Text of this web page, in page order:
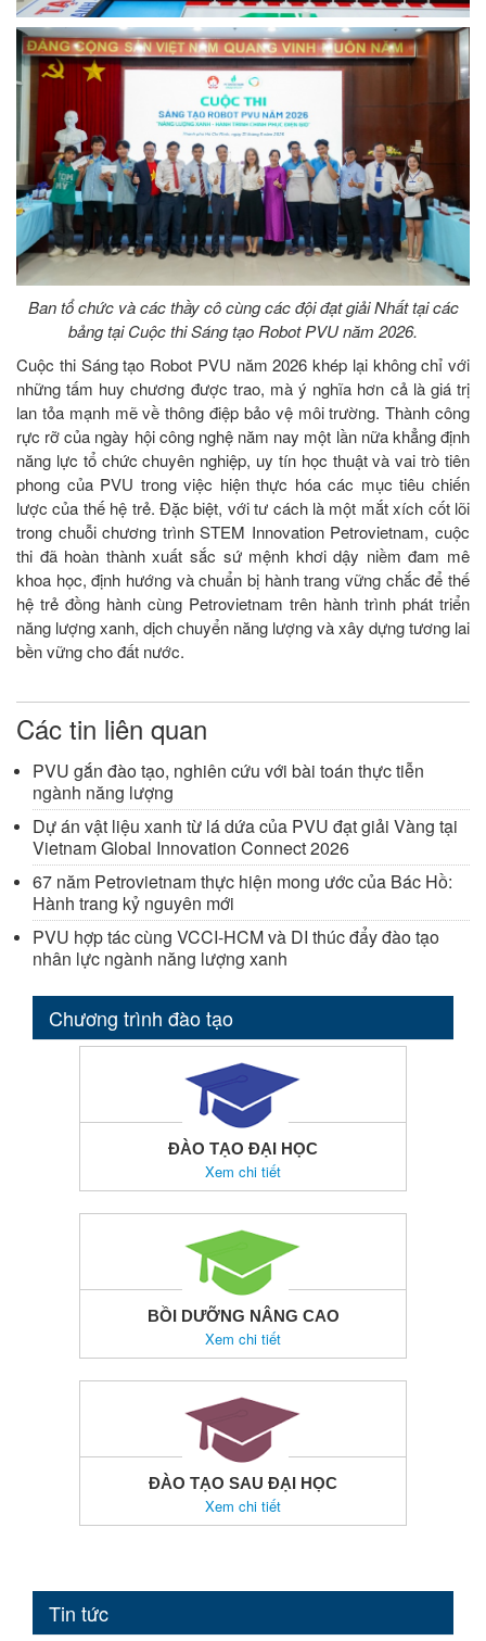
Ban tổ chức và các thầy cô cùng các đội đạt giải Nhất tại các
bảng tại Cuộc thi Sáng tạo Robot PVU năm 2026.
Cuộc thi Sáng tạo Robot PVU năm 2026 khép lại không chỉ với
những tấm huy chương được trao, mà ý nghĩa hơn cả là giá trị
lan tỏa mạnh mẽ về thông điệp bảo vệ môi trường. Thành công
rực rỡ của ngày hội công nghệ năm nay một lần nữa khẳng định
năng lực tổ chức chuyên nghiệp, uy tín học thuật và vai trò tiên
phong của PVU trong việc hiện thực hóa các mục tiêu chiến
lược của thế hệ trẻ. Đặc biệt, với tư cách là một mắt xích cốt lõi
trong chuỗi chương trình STEM Innovation Petrovietnam, cuộc
thi đã hoàn thành xuất sắc sứ mệnh khơi dậy niềm đam mê
khoa học, định hướng và chuẩn bị hành trang vững chắc để thế
hệ trẻ đồng hành cùng Petrovietnam trên hành trình phát triển
năng lượng xanh, dịch chuyển năng lượng và xây dựng tương lai
bền vững cho đất nước.
Các tin liên quan
PVU gắn đào tạo, nghiên cứu với bài toán thực tiễn
ngành năng lượng
Dự án vật liệu xanh từ lá dứa của PVU đạt giải Vàng tại
Vietnam Global Innovation Connect 2026
67 năm Petrovietnam thực hiện mong ước của Bác Hồ:
Hành trang kỷ nguyên mới
PVU hợp tác cùng VCCI-HCM và DI thúc đẩy đào tạo
nhân lực ngành năng lượng xanh
Chương trình đào tạo
ĐÀO TẠO ĐẠI HỌC
Xem chi tiết
BỒI DƯỠNG NÂNG CAO
Xem chi tiết
ĐÀO TẠO SAU ĐẠI HỌC
Xem chi tiết
Tin tức